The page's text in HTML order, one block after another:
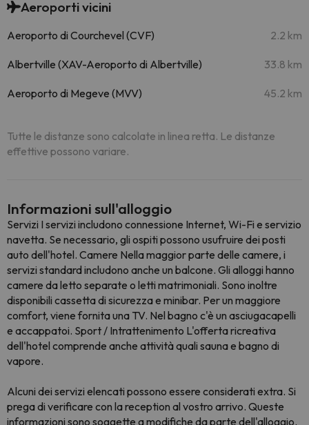
Aeroporti vicini
Aeroporto di Courchevel (CVF) 2.2 km
Albertville (XAV-Aeroporto di Albertville) 33.8 km
Aeroporto di Megeve (MVV) 45.2 km
Tutte le distanze sono calcolate in linea retta. Le distanze
effettive possono variare.
Informazioni sull'alloggio
Servizi I servizi includono connessione Internet, Wi-Fi e servizio
navetta. Se necessario, gli ospiti possono usufruire dei posti
auto dell'hotel. Camere Nella maggior parte delle camere, i
servizi standard includono anche un balcone. Gli alloggi hanno
camere da letto separate o letti matrimoniali. Sono inoltre
disponibili cassetta di sicurezza e minibar. Per un maggiore
comfort, viene fornita una TV. Nel bagno c'è un asciugacapelli
e accappatoi. Sport / Intrattenimento L'offerta ricreativa
dell'hotel comprende anche attività quali sauna e bagno di
vapore.
Alcuni dei servizi elencati possono essere considerati extra. Si
prega di verificare con la reception al vostro arrivo. Queste
informazioni sono soggette a modifiche da parte dell'alloggio.